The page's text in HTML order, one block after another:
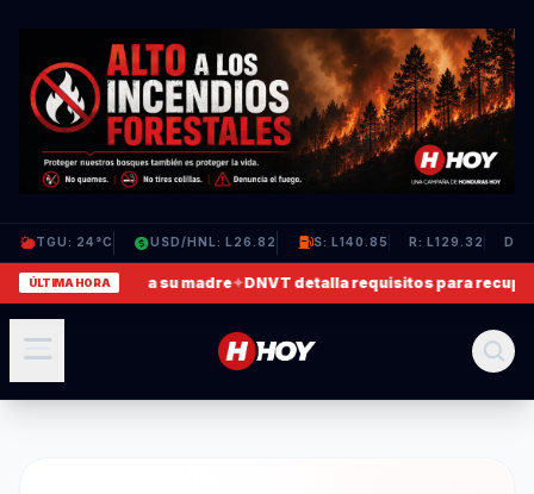
TGU: 24°C USD/HNL: L26.82 S: L140.85 R: L129.32 D:
ÚLTIMA HORA
en que agrede a su madre✦DNVT detalla requisitos para